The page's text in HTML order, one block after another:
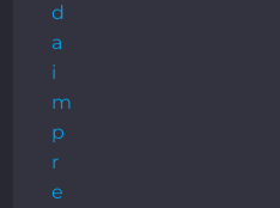
d
a
i
m
p
r
e